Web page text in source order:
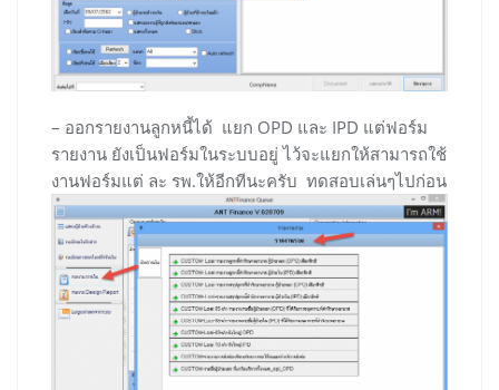
– ออกรายงานลูกหนี้ได้ แยก OPD และ IPD แต่ฟอร์ม
รายงาน ยังเป็นฟอร์มในระบบอยู่ ไว้จะแยกให้สามารถใช้
งานฟอร์มแต่ ละ รพ.ให้อีกทีนะครับ ทดสอบเล่นๆไปก่อน